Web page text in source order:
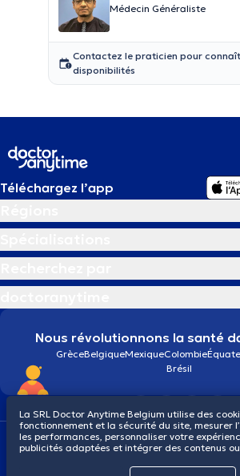
Médecin Généraliste
Contactez le praticien pour
disponibilités
Téléchargez l’app
Nous révolutionnons la santé
GrèceBelgiqueMexiqueColombie
Brésil
Conditions généralesCookiesPolitique
© 2026 doctoranytime
La SRL Doctor Anytime Belgium utilise des
fonctionnement et la sécurité du site, mesurer
les performances, personnaliser votre
publicités adaptées et intégrer des contenus